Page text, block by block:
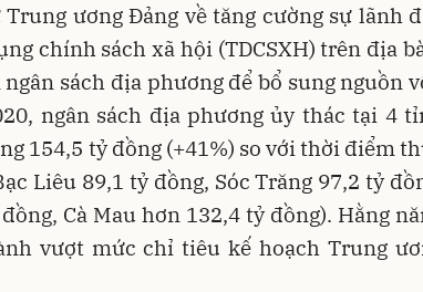
ương Đảng về tăng cường sự lãnh
chính sách xã hội (TDCSXH) trên địa
sách địa phương để bổ sung nguồn
ngân sách địa phương ủy thác tại 4
154,5 tỷ đồng (+41%) so với thời điểm
Liêu 89,1 tỷ đồng, Sóc Trăng 97,2 tỷ
Cà Mau hơn 132,4 tỷ đồng). Hằng
vượt mức chỉ tiêu kế hoạch Trung